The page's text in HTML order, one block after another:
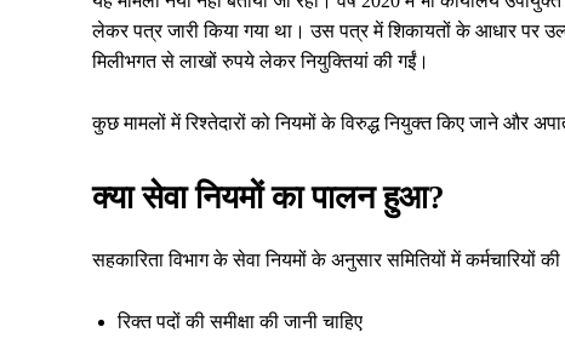
लेकर पत्र जारी किया गया था। उस पत्र में शिकायतों के आधार पर
मिलीभगत से लाखों रुपये लेकर नियुक्तियां की गईं।
कुछ मामलों में रिश्तेदारों को नियमों के विरुद्ध नियुक्त किए जाने और
क्या सेवा नियमों का पालन हुआ?
सहकारिता विभाग के सेवा नियमों के अनुसार समितियों में कर्मचारियों
रिक्त पदों की समीक्षा की जानी चाहिए